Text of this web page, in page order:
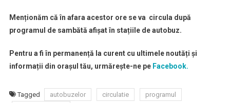
Menționăm că în afara acestor ore se va circula după
programul de sambătă afișat în stațiile de autobuz.
Pentru a fi în permanență la curent cu ultimele noutăți și
informații din orașul tău, urmărește-ne peFacebook.
Tagged autobuzelor circulatie
programul